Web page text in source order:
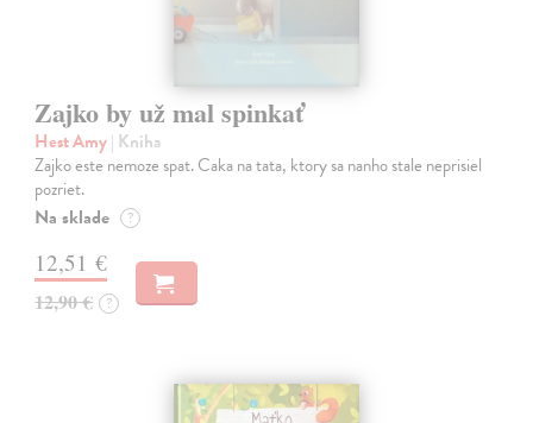
Zajko by už mal spinkať
Hest Amy| Kniha
Zajko este nemoze spat. Caka na tata, ktory sa nanho stale neprisiel
pozriet.
Na sklade ?
12,51 €
12,90 € ?